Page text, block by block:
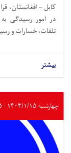
در امور رسیدگی
تلفات، خسارات و
بیشتر
چهارشنبه ۱۴۰۳/۱/۱۵ - ۱۲:۴۵